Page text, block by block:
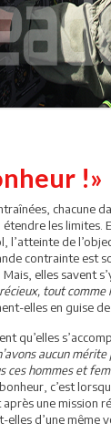
!»
chacune
les limites.
l’atteinte de
contrainte est
elles savent
tout comme
elles en guise
qu’elles
aucun
hommes et
c’est
une mission
elles d’une